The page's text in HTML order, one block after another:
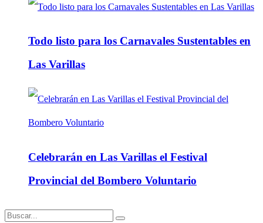
Todo listo para los Carnavales Sustentables en
Las Varillas
Celebrarán en Las Varillas el Festival
Provincial del Bombero Voluntario